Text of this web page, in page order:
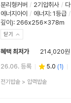
분리형커버 / 2기압취사 /
에너지아이 / 에너지 : 1등급 /
깊이): 266x256x378m
닫기
혜택 최저가
214,020원
26.06. 등록
5.0 (1)
상
전기밥솥> 압력밥솥